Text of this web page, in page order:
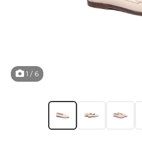
1 / 6